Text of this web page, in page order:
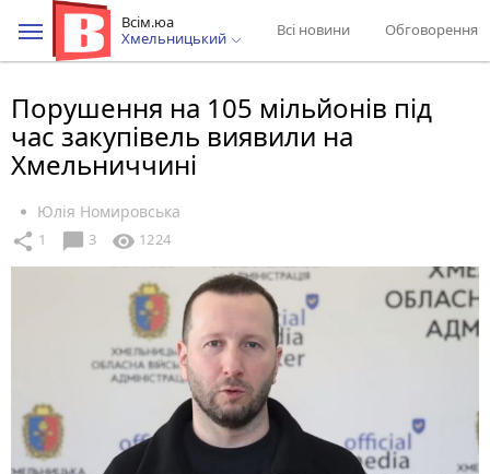
Всім.юа
Хмельницький
Всі новини Обговорення
Порушення на 105 мільйонів під
час закупівель виявили на
Хмельниччині
Юлія Номировська
share 1 chat_bubble 3 visibility 1224